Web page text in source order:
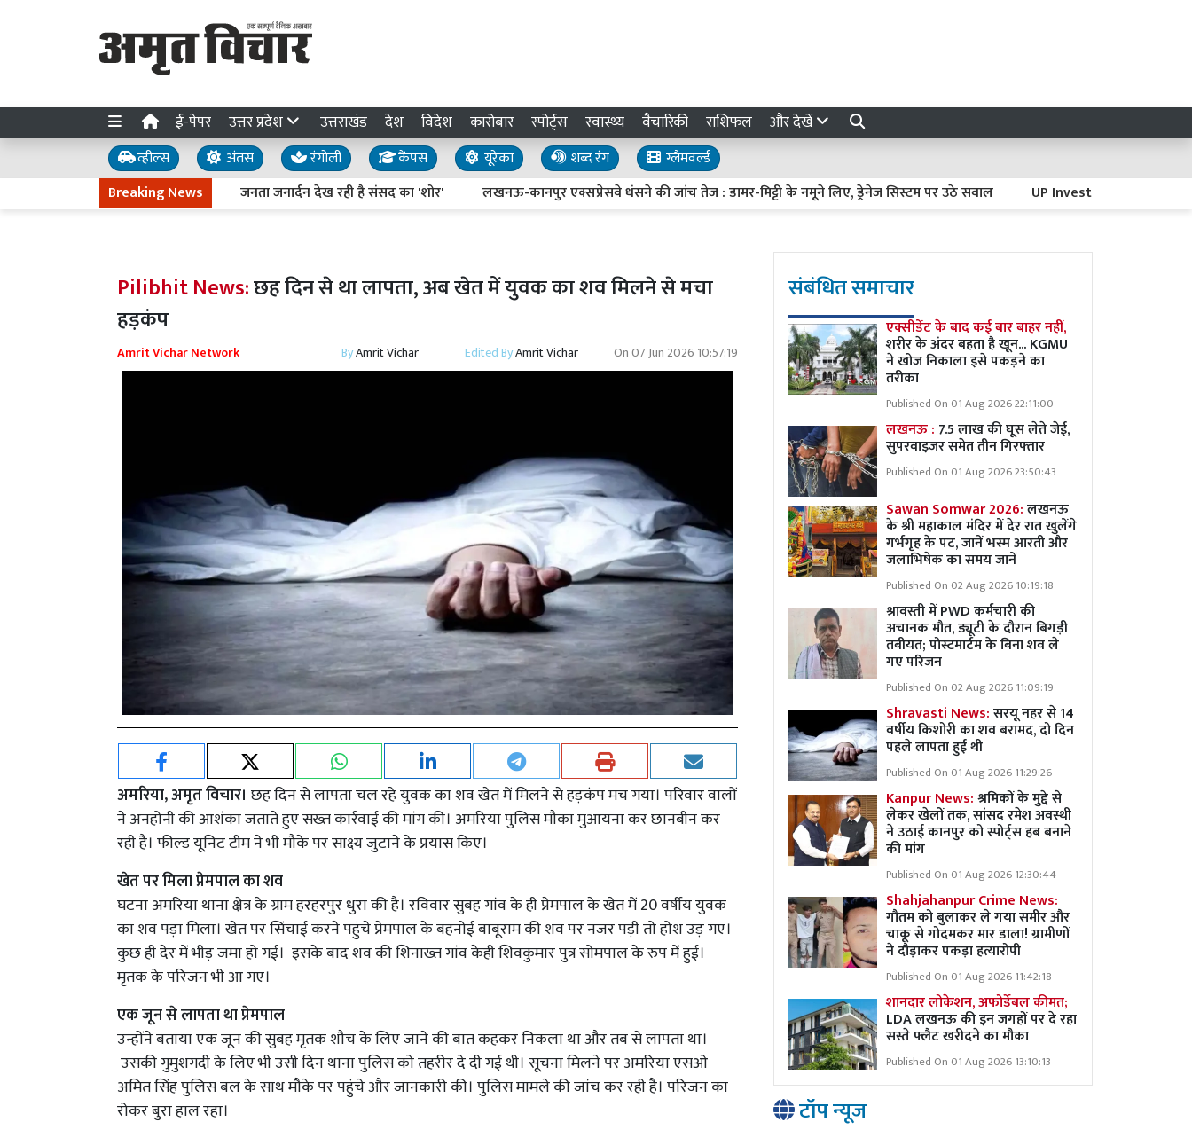
ई-पेपर उत्तर प्रदेश उत्तराखंड देश विदेश कारोबार स्पोर्ट्स स्वास्थ्य वैचारिकी राशिफल और देखें
व्हील्स अंतस रंगोली कैंपस यूरेका शब्द रंग
ग्लैमवर्ल्ड
Breaking News
जनता जनार्दन देख रही है संसद का 'शोर' लखनऊ-कानपुर एक्सप्रेसवे धंसने की जांच तेज : डामर-मिट्टी के नमूने लिए, ड्रेनेज सिस्टम पर उठे सवाल UP Investment News :
Pilibhit News:छह दिन से था लापता, अब खेत में युवक का शव मिलने से मचा
हड़कंप
Amrit Vichar Network ByAmrit Vichar Edited ByAmrit Vichar On07 Jun 2026 10:57:19
अमरिया, अमृत विचार। छह दिन से लापता चल रहे युवक का शव खेत में मिलने से हड़कंप मच गया। परिवार वालों
ने अनहोनी की आशंका जताते हुए सख्त कार्रवाई की मांग की। अमरिया पुलिस मौका मुआयना कर छानबीन कर
रही है। फील्ड यूनिट टीम ने भी मौके पर साक्ष्य जुटाने के प्रयास किए।
खेत पर मिला प्रेमपाल का शव
घटना अमरिया थाना क्षेत्र के ग्राम हरहरपुर धुरा की है। रविवार सुबह गांव के ही प्रेमपाल के खेत में 20 वर्षीय युवक
का शव पड़ा मिला। खेत पर सिंचाई करने पहुंचे प्रेमपाल के बहनोई बाबूराम की शव पर नजर पड़ी तो होश उड़ गए।
कुछ ही देर में भीड़ जमा हो गई। इसके बाद शव की शिनाख्त गांव केही शिवकुमार पुत्र सोमपाल के रुप में हुई।
मृतक के परिजन भी आ गए।
एक जून से लापता था प्रेमपाल
उन्होंने बताया एक जून की सुबह मृतक शौच के लिए जाने की बात कहकर निकला था और तब से लापता था।
उसकी गुमुशगदी के लिए भी उसी दिन थाना पुलिस को तहरीर दे दी गई थी। सूचना मिलने पर अमरिया एसओ
अमित सिंह पुलिस बल के साथ मौके पर पहुंचे और जानकारी की। पुलिस मामले की जांच कर रही है। परिजन का
रोकर बुरा हाल रहा।
संबंधित समाचार
एक्सीडेंट के बाद कई बार बाहर नहीं,
शरीर के अंदर बहता है खून... KGMU
ने खोज निकाला इसे पकड़ने का
तरीका
Published On 01 Aug 2026 22:11:00
लखनऊ : 7.5 लाख की घूस लेते जेई,
सुपरवाइजर समेत तीन गिरफ्तार
Published On 01 Aug 2026 23:50:43
Sawan Somwar 2026:लखनऊ
के श्री महाकाल मंदिर में देर रात खुलेंगे
गर्भगृह के पट, जानें भस्म आरती और
जलाभिषेक का समय जानें
Published On 02 Aug 2026 10:19:18
श्रावस्ती में PWD कर्मचारी की
अचानक मौत, ड्यूटी के दौरान बिगड़ी
तबीयत; पोस्टमार्टम के बिना शव ले
गए परिजन
Published On 02 Aug 2026 11:09:19
Shravasti News:सरयू नहर से 14
वर्षीय किशोरी का शव बरामद, दो दिन
पहले लापता हुई थी
Published On 01 Aug 2026 11:29:26
Kanpur News:श्रमिकों के मुद्दे से
लेकर खेलों तक, सांसद रमेश अवस्थी
ने उठाई कानपुर को स्पोर्ट्स हब बनाने
की मांग
Published On 01 Aug 2026 12:30:44
Shahjahanpur Crime News:
गौतम को बुलाकर ले गया समीर और
चाकू से गोदमकर मार डाला! ग्रामीणों
ने दौड़ाकर पकड़ा हत्यारोपी
Published On 01 Aug 2026 11:42:18
शानदार लोकेशन, अफोर्डेबल कीमत;
LDA लखनऊ की इन जगहों पर दे रहा
सस्ते फ्लैट खरीदने का मौका
Published On 01 Aug 2026 13:10:13
टॉप न्यूज